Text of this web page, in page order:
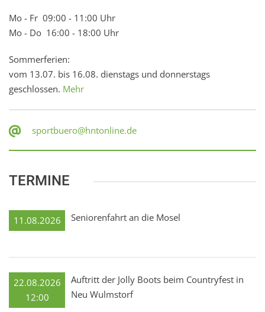
Mo - Fr 09:00 - 11:00 Uhr
Mo - Do 16:00 - 18:00 Uhr
Sommerferien:
vom 13.07. bis 16.08. dienstags und donnerstags
geschlossen. Mehr
sportbuero@hntonline.de
TERMINE
11.08.2026 Seniorenfahrt an die Mosel
22.08.2026
12:00
Auftritt der Jolly Boots beim Countryfest in
Neu Wulmstorf